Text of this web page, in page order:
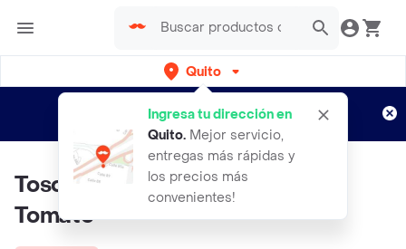
Quito
Ingresa tu dirección en
Quito. Mejor servicio,
entregas más rápidas y
los precios más
convenientes!
envíos gratis por semanas
Aplican TyC
Toscana Pasta Spaghetti #5
Tomate